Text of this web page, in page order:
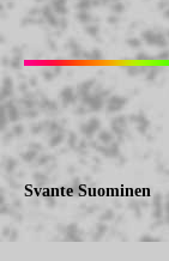
Svante Suominen